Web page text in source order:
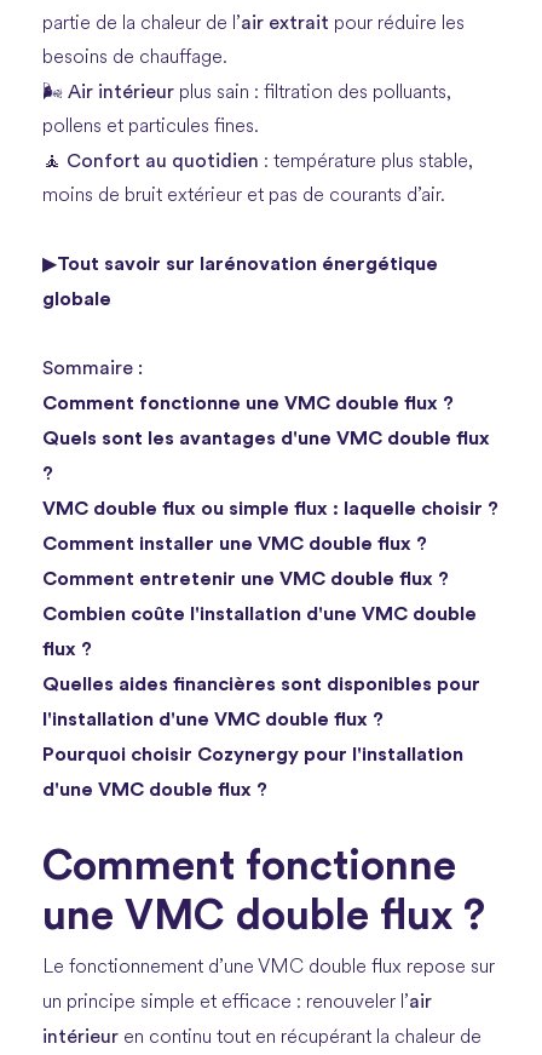
partie de la chaleur de l’air extrait pour réduire les
besoins de chauffage.
🌬️ Air intérieur plus sain : filtration des polluants,
pollens et particules fines.
🧘 Confort au quotidien : température plus stable,
moins de bruit extérieur et pas de courants d’air.
▶Tout savoir sur larénovation énergétique
globale
Sommaire :
Comment fonctionne une VMC double flux ?
Quels sont les avantages d'une VMC double flux
?
VMC double flux ou simple flux : laquelle choisir ?
Comment installer une VMC double flux ?
Comment entretenir une VMC double flux ?
Combien coûte l'installation d'une VMC double
flux ?
Quelles aides financières sont disponibles pour
l'installation d'une VMC double flux ?
Pourquoi choisir Cozynergy pour l'installation
d'une VMC double flux ?
Comment fonctionne
une VMC double flux ?
Le fonctionnement d’une VMC double flux repose sur
un principe simple et efficace : renouveler l’air
intérieur en continu tout en récupérant la chaleur de